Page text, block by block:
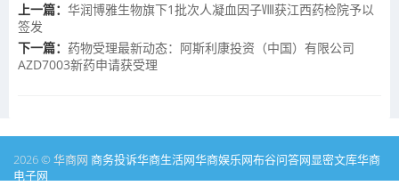
上一篇： 华润博雅生物旗下1批次人凝血因子Ⅷ获江西药检院予以
签发
下一篇： 药物受理最新动态：阿斯利康投资（中国）有限公司
AZD7003新药申请获受理
2026 © 华商网 商务投诉华商生活网华商娱乐网布谷问答网显密文库华商
电子网